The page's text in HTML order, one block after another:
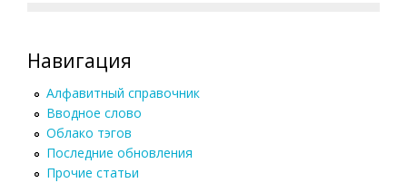
Навигация
Алфавитный справочник
Вводное слово
Облако тэгов
Последние обновления
Прочие статьи